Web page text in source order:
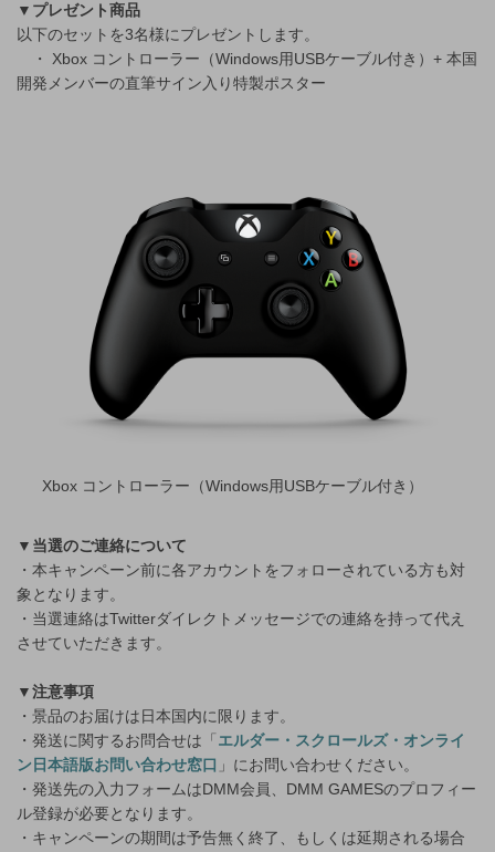
▼プレゼント商品
以下のセットを3名様にプレゼントします。
・ Xbox コントローラー（Windows用USBケーブル付き）+ 本国
開発メンバーの直筆サイン入り特製ポスター
Xbox コントローラー（Windows用USBケーブル付き）
▼当選のご連絡について
・本キャンペーン前に各アカウントをフォローされている方も対
象となります。
・当選連絡はTwitterダイレクトメッセージでの連絡を持って代え
させていただきます。
▼注意事項
・景品のお届けは日本国内に限ります。
・発送に関するお問合せは「 エルダー・スクロールズ・オンライ
ン日本語版お問い合わせ窓口 」にお問い合わせください。
・発送先の入力フォームはDMM会員、DMM GAMESのプロフィー
ル登録が必要となります。
・キャンペーンの期間は予告無く終了、もしくは延期される場合